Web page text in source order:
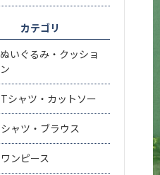
カテゴリ
ぬいぐるみ・クッショ
ン
Tシャツ・カットソー
シャツ・ブラウス
ワンピース